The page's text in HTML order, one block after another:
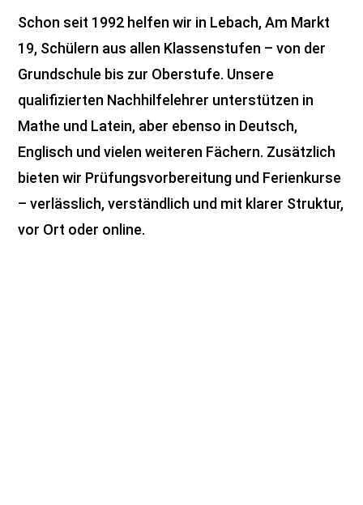
Schon seit 1992 helfen wir in Lebach, Am Markt
19, Schülern aus allen Klassenstufen – von der
Grundschule bis zur Oberstufe. Unsere
qualifizierten Nachhilfelehrer unterstützen in
Mathe und Latein, aber ebenso in Deutsch,
Englisch und vielen weiteren Fächern. Zusätzlich
bieten wir Prüfungsvorbereitung und Ferienkurse
– verlässlich, verständlich und mit klarer Struktur,
vor Ort oder online.